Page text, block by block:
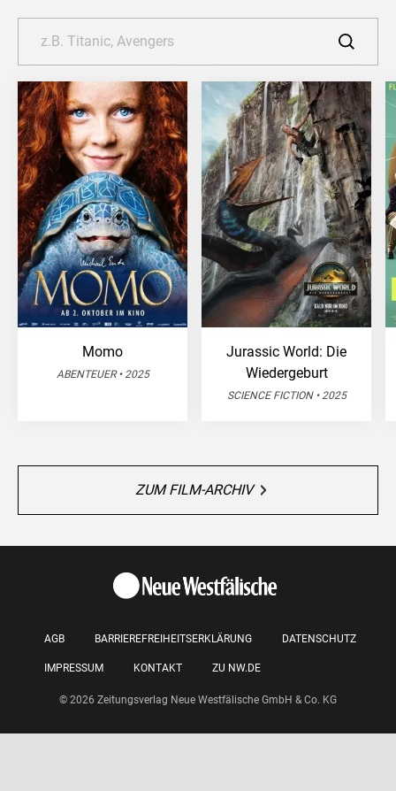
Momo
ABENTEUER • 2025
Jurassic World: Die
Wiedergeburt
SCIENCE FICTION • 2025
ZUM FILM-ARCHIV
AGB BARRIEREFREIHEITSERKLÄRUNG DATENSCHUTZ
IMPRESSUM KONTAKT ZU NW.DE
© 2026 Zeitungsverlag Neue Westfälische GmbH & Co. KG